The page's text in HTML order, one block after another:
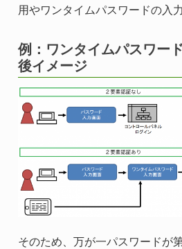
用やワンタイムパスワードの入
例：ワンタイムパスワー
後イメージ
そのため、万が一パスワードが